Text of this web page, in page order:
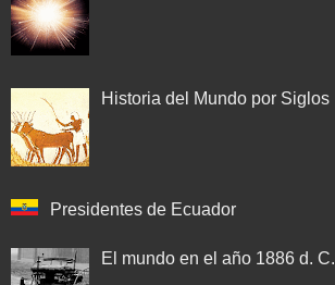
Historia del Mundo por Siglos
Presidentes de Ecuador
El mundo en el año 1886 d. C.